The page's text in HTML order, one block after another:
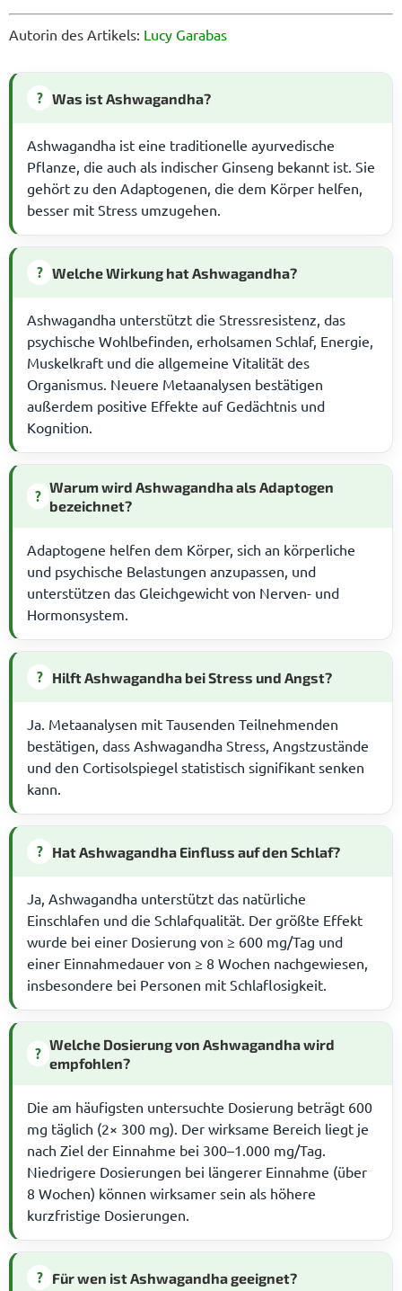
Autorin des Artikels: Lucy Garabas
? Was ist Ashwagandha?
Ashwagandha ist eine traditionelle ayurvedische
Pflanze, die auch als indischer Ginseng bekannt ist. Sie
gehört zu den Adaptogenen, die dem Körper helfen,
besser mit Stress umzugehen.
? Welche Wirkung hat Ashwagandha?
Ashwagandha unterstützt die Stressresistenz, das
psychische Wohlbefinden, erholsamen Schlaf, Energie,
Muskelkraft und die allgemeine Vitalität des
Organismus. Neuere Metaanalysen bestätigen
außerdem positive Effekte auf Gedächtnis und
Kognition.
? Warum wird Ashwagandha als Adaptogen
bezeichnet?
Adaptogene helfen dem Körper, sich an körperliche
und psychische Belastungen anzupassen, und
unterstützen das Gleichgewicht von Nerven- und
Hormonsystem.
? Hilft Ashwagandha bei Stress und Angst?
Ja. Metaanalysen mit Tausenden Teilnehmenden
bestätigen, dass Ashwagandha Stress, Angstzustände
und den Cortisolspiegel statistisch signifikant senken
kann.
? Hat Ashwagandha Einfluss auf den Schlaf?
Ja, Ashwagandha unterstützt das natürliche
Einschlafen und die Schlafqualität. Der größte Effekt
wurde bei einer Dosierung von ≥ 600 mg/Tag und
einer Einnahmedauer von ≥ 8 Wochen nachgewiesen,
insbesondere bei Personen mit Schlaflosigkeit.
? Welche Dosierung von Ashwagandha wird
empfohlen?
Die am häufigsten untersuchte Dosierung beträgt 600
mg täglich (2× 300 mg). Der wirksame Bereich liegt je
nach Ziel der Einnahme bei 300–1.000 mg/Tag.
Niedrigere Dosierungen bei längerer Einnahme (über
8 Wochen) können wirksamer sein als höhere
kurzfristige Dosierungen.
? Für wen ist Ashwagandha geeignet?